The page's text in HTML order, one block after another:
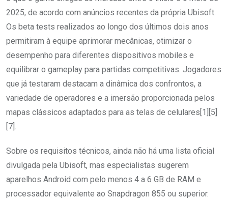
2025, de acordo com anúncios recentes da própria Ubisoft.
Os beta tests realizados ao longo dos últimos dois anos
permitiram à equipe aprimorar mecânicas, otimizar o
desempenho para diferentes dispositivos mobiles e
equilibrar o gameplay para partidas competitivas. Jogadores
que já testaram destacam a dinâmica dos confrontos, a
variedade de operadores e a imersão proporcionada pelos
mapas clássicos adaptados para as telas de celulares[1][5]
[7].
Sobre os requisitos técnicos, ainda não há uma lista oficial
divulgada pela Ubisoft, mas especialistas sugerem
aparelhos Android com pelo menos 4 a 6 GB de RAM e
processador equivalente ao Snapdragon 855 ou superior.